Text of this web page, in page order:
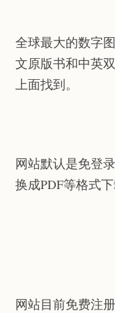
全球最大的数字
文原版书和中英
上面找到。
网站默认是免登
换成PDF等格式
网站目前免费注